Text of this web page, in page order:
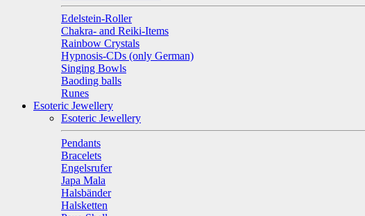
Edelstein-Roller
Chakra- and Reiki-Items
Rainbow Crystals
Hypnosis-CDs (only German)
Singing Bowls
Baoding balls
Runes
Esoteric Jewellery
Esoteric Jewellery
Pendants
Bracelets
Engelsrufer
Japa Mala
Halsbänder
Halsketten